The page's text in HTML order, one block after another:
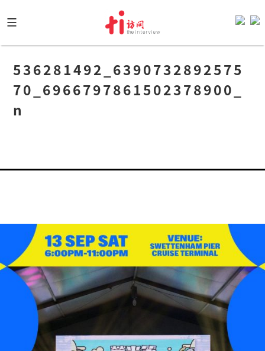
to
content
536281492_6390732892575
70_6966797861502378900_
n